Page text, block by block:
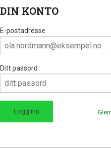
DIN KONTO
E-postadresse
Ditt passord